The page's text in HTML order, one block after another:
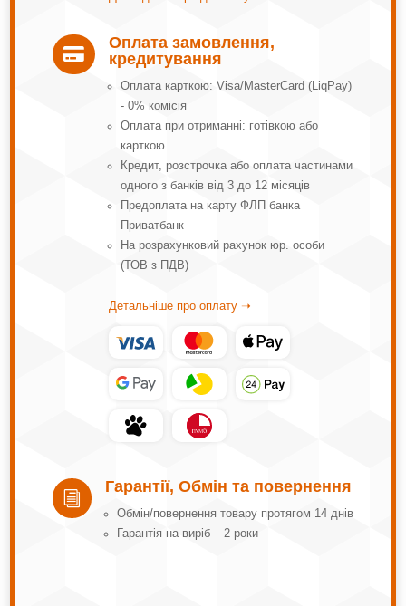

Оплата замовлення,
кредитування
Оплата карткою: Visa/MasterCard (LiqPay)
- 0% комісія
Оплата при отриманні: готівкою або
карткою
Кредит, розстрочка або оплата частинами
одного з банків від 3 до 12 місяців
Предоплата на карту ФЛП банка
Приватбанк
На розрахунковий рахунок юр. особи
(ТОВ з ПДВ)
Детальніше про оплату ➝
i
Гарантії, Обмін та повернення
Обмін/повернення товару протягом 14 днів
Гарантія на виріб – 2 роки